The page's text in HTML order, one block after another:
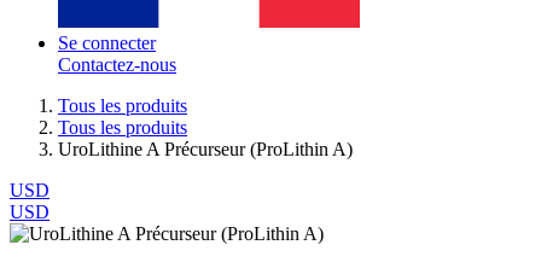
Se connecter
Contactez-nous
Tous les produits
Tous les produits
UroLithine A Précurseur (ProLithin A)
USD
USD